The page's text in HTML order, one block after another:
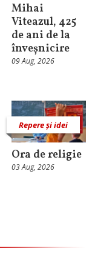
Mihai
Viteazul, 425
de ani de la
înveșnicire
09 Aug, 2026
Repere și idei
Ora de religie
03 Aug, 2026